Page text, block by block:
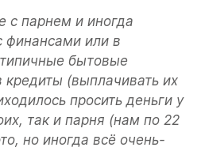
с парнем и иногда
или в
бытовые
(выплачивать их
просить деньги у
так и парня (нам по 22
но иногда всё очень-